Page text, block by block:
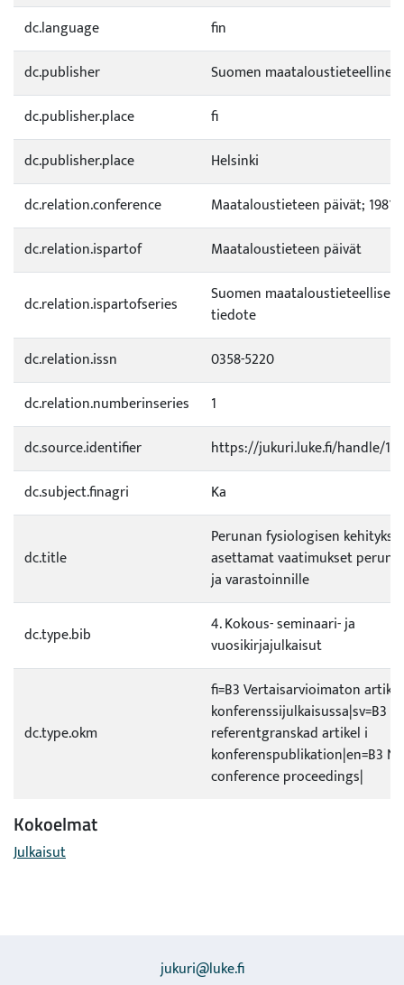
dc.language
fin
dc.publisher
Suomen
dc.publisher.place
fi
dc.publisher.place
Helsinki
dc.relation.conference
Maataloustieteen päivät; 1981
dc.relation.ispartof
Maataloustieteen päivät
dc.relation.ispartofseries
Suomen maataloustieteellisen
tiedote
dc.relation.issn
0358-5220
dc.relation.numberinseries
1
dc.source.identifier
https://jukuri.luke.fi/handle/
dc.subject.finagri
Ka
dc.title
Perunan fysiologisen
asettamat vaatimukset
ja varastoinnille
dc.type.bib
4. Kokous- seminaari- ja
vuosikirjajulkaisut
dc.type.okm
fi=B3 Vertaisarvioimaton
konferenssijulkaisussa|sv=B3
referentgranskad artikel i
konferenspublikation|en=B3
conference proceedings|
Kokoelmat
Julkaisut
jukuri@luke.fi